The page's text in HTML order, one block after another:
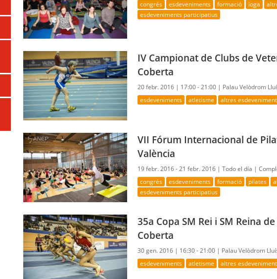
congrés esdeveniments formació ioga
esdeveniments participatius
IV Campionat de Clubs de
Coberta
20 febr. 2016 | 17:00 - 21:00 | Palau Velòdrom
esdeveniments atletisme altres
VII Fórum Internacional de
València
19 febr. 2016 - 21 febr. 2016 |Todo el día |
congrés esdeveniments formació pilates
esdeveniments participatius
35a Copa SM Rei i SM Reina
Coberta
30 gen. 2016 | 16:30 - 21:00 | Palau Velòdrom
esdeveniments atletisme altres